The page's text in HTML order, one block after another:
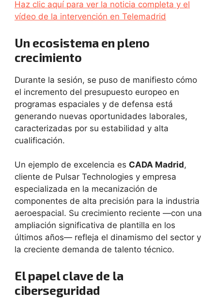
Haz clic aquí para ver la noticia completa y el
vídeo de la intervención en Telemadrid
Un ecosistema en pleno
crecimiento
Durante la sesión, se puso de manifiesto cómo
el incremento del presupuesto europeo en
programas espaciales y de defensa está
generando nuevas oportunidades laborales,
caracterizadas por su estabilidad y alta
cualificación.
Un ejemplo de excelencia es CADA Madrid,
cliente de Pulsar Technologies y empresa
especializada en la mecanización de
componentes de alta precisión para la industria
aeroespacial. Su crecimiento reciente —con una
ampliación significativa de plantilla en los
últimos años— refleja el dinamismo del sector y
la creciente demanda de talento técnico.
El papel clave de la
ciberseguridad